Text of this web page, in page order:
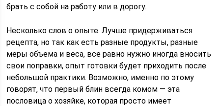
брать с собой на работу или в дорогу.
Несколько слов о опыте. Лучше придерживаться
рецепта, но так как есть разные продукты, разные
меры объема и веса, все равно нужно иногда вносить
свои поправки, опыт готовки будет приходить после
небольшой практики. Возможно, именно по этому
говорят, что первый блин всегда комом — эта
пословица о хозяйке, которая просто имеет